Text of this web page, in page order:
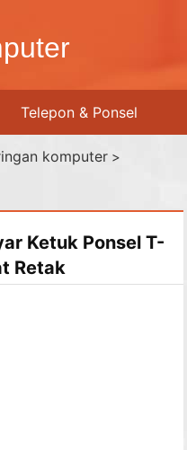
Telepon & Ponsel
Internet
komputer>
Ketuk Ponsel T-
Retak